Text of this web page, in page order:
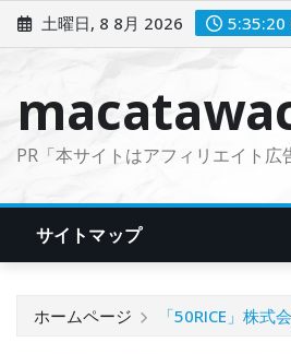
ン
土曜日, 8 8月 2026 5:35:21
PR「本サイトはアフィリエイト広
サイトマップ
ホームページ 「50RICE」株